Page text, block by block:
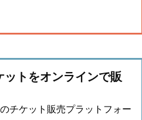
ットをオンラインで販
チケット販売プラットフォー